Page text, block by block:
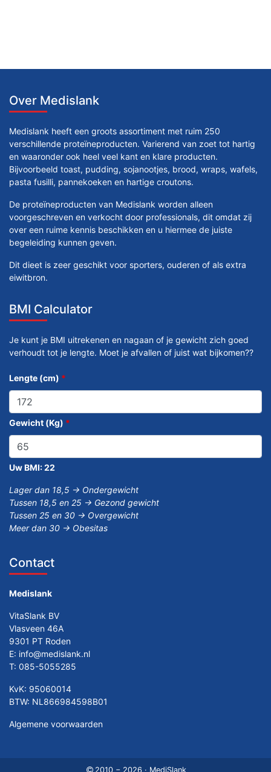
Over Medislank
Medislank heeft een groots assortiment met ruim 250
verschillende proteïneproducten. Varierend van zoet tot hartig
en waaronder ook heel veel kant en klare producten.
Bijvoorbeeld toast, pudding, sojanootjes, brood, wraps, wafels,
pasta fusilli, pannekoeken en hartige croutons.
De proteïneproducten van Medislank worden alleen
voorgeschreven en verkocht door professionals, dit omdat zij
over een ruime kennis beschikken en u hiermee de juiste
begeleiding kunnen geven.
Dit dieet is zeer geschikt voor sporters, ouderen of als extra
eiwitbron.
BMI Calculator
Je kunt je BMI uitrekenen en nagaan of je gewicht zich goed
verhoudt tot je lengte. Moet je afvallen of juist wat bijkomen??
Lengte (cm) *
Gewicht (Kg) *
Uw BMI:22
Lager dan 18,5 -> Ondergewicht
Tussen 18,5 en 25 -> Gezond gewicht
Tussen 25 en 30 -> Overgewicht
Meer dan 30 -> Obesitas
Contact
Medislank
VitaSlank BV
Vlasveen 46A
9301 PT Roden
E: info@medislank.nl
T: 085-5055285
KvK: 95060014
BTW: NL866984598B01
Algemene voorwaarden
2010 − 2026 · MediSlank